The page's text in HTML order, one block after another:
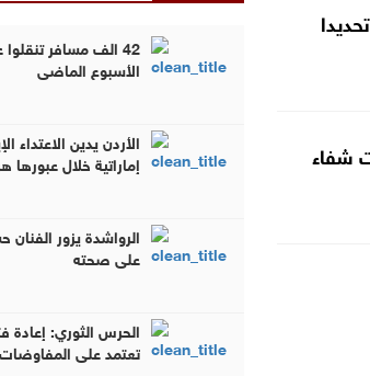
42 الف مسافر
الأسبوع الماضي
الأردن يدين الاعتداء
إماراتية خلال عبورها
الرواشدة يزور
على صحته
الحرس الثوري:
تعتمد على